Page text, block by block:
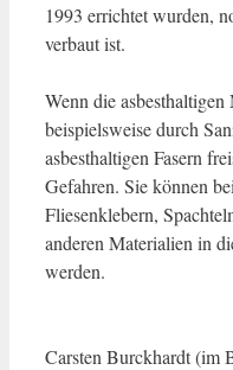
1993 errichtet wurden,
verbaut ist.
Wenn die
beispielsweise durch
asbesthaltigen Fasern
Gefahren. Sie können
Fliesenklebern,
anderen Materialien in
werden.
Carsten Burckhardt (im